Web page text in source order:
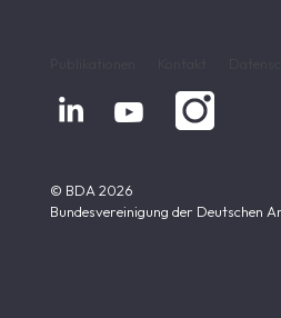
 
© BDA 2026
Bundesvereinigung der Deutschen